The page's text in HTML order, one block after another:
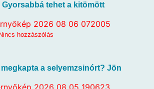
Gyorsabbá tehet a kitömött
Nincs hozzászólás
megkapta a selyemzsinórt? Jön